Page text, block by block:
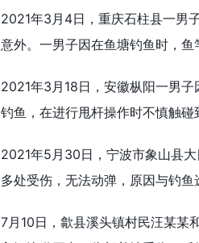
2021年3月4日，重庆石柱县一男
意外。一男子因在鱼塘钓鱼时，鱼
2021年3月18日，安徽枞阳一男
钓鱼，在进行甩杆操作时不慎触碰
2021年5月30日，宁波市象山县
多处受伤，无法动弹，原因与钓鱼
7月10日，歙县溪头镇村民汪某某